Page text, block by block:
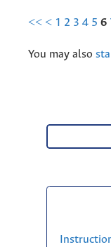
<< < 1 2 3 4 5 6
You may also